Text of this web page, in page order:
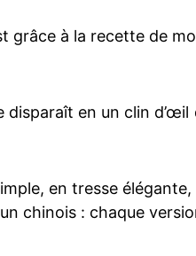
grâce à la recette de
disparaît en un clin d’œil
en tresse
chinois : chaque